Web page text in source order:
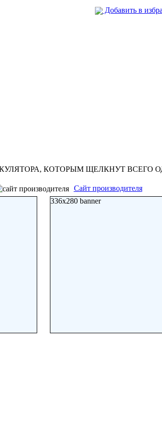
Добавить в
КОТОРЫМ ЩЕЛКНУТ ВСЕГО
Сайт производителя
336x280 banner